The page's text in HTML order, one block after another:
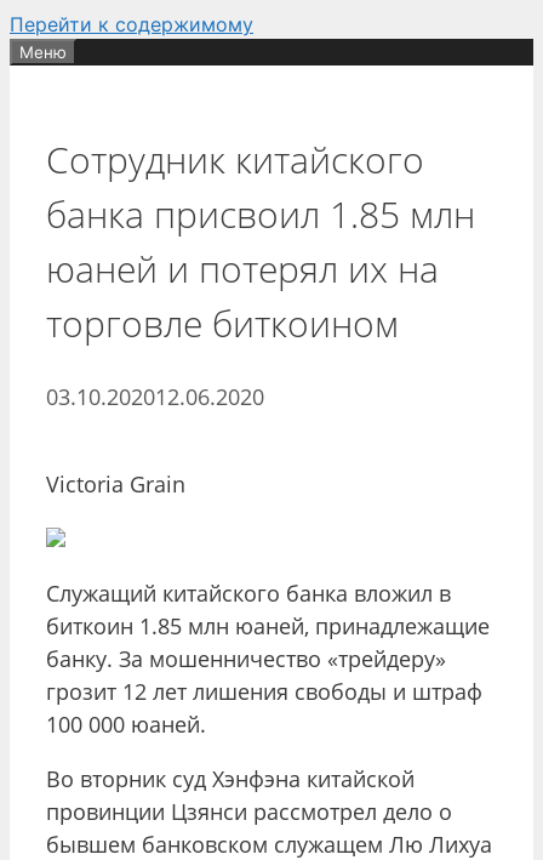
Перейти к содержимому
Меню
Сотрудник китайского
банка присвоил 1.85 млн
юаней и потерял их на
торговле биткоином
03.10.202012.06.2020
Victoria Grain
Служащий китайского банка вложил в
биткоин 1.85 млн юаней, принадлежащие
банку. За мошенничество «трейдеру»
грозит 12 лет лишения свободы и штраф
100 000 юаней.
Во вторник суд Хэнфэна китайской
провинции Цзянси рассмотрел дело о
бывшем банковском служащем Лю Лихуа